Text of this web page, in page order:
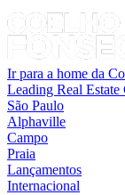
Ir para a home da
Leading Real
São Paulo
Alphaville
Campo
Praia
Lançamentos
Internacional